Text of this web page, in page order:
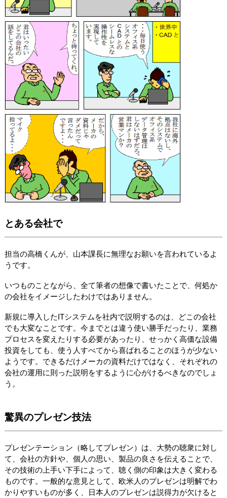
とある会社で
担当の高橋くんが、山本課長に無理なお願いを言われているよ
うです。
いつものことながら、全て筆者の想像で書いたことで、何処か
の会社をイメージしたわけではありません。
新規に導入したITシステムを社内で説明するのは、どこの会社
でも大変なことです。今までとは違う使い勝手だったり、業務
プロセスを変えたりする必要があったり、せっかく高価な設備
投資をしても、使う人すべてから喜ばれることのほうが少ない
ようです。できるだけメーカの資料だけではなく、それぞれの
会社の運用に則った説明をするように心がけるべきなのでしょ
う。
驚異のプレゼン技法
プレゼンテーション（略してプレゼン）は、大勢の聴衆に対し
て、会社の方針や、個人の思い、製品の良さを伝えることで、
その技術の上手い下手によって、聴く側の印象は大きく変わる
ものです。一般的な意見として、欧米人のプレゼンは明解でわ
かりやすいものが多く、日本人のプレゼンは説得力が欠けると